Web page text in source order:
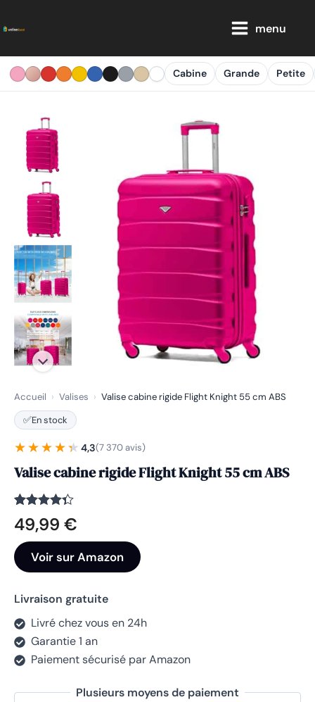
au
menu
Cabine Grande Petite
Accueil › Valises › Valise cabine rigide Flight Knight 55 cm ABS
✅En stock
★★★★★
★★★★★ 4,3(7 370 avis)
Valise cabine rigide Flight Knight 55 cm ABS
Noté
4.3
sur 5
7370
notations
client
49,99 €
Voir sur Amazon
Livraison gratuite
Livré chez vous en 24h
Garantie 1 an
Paiement sécurisé par Amazon
Plusieurs moyens de paiement